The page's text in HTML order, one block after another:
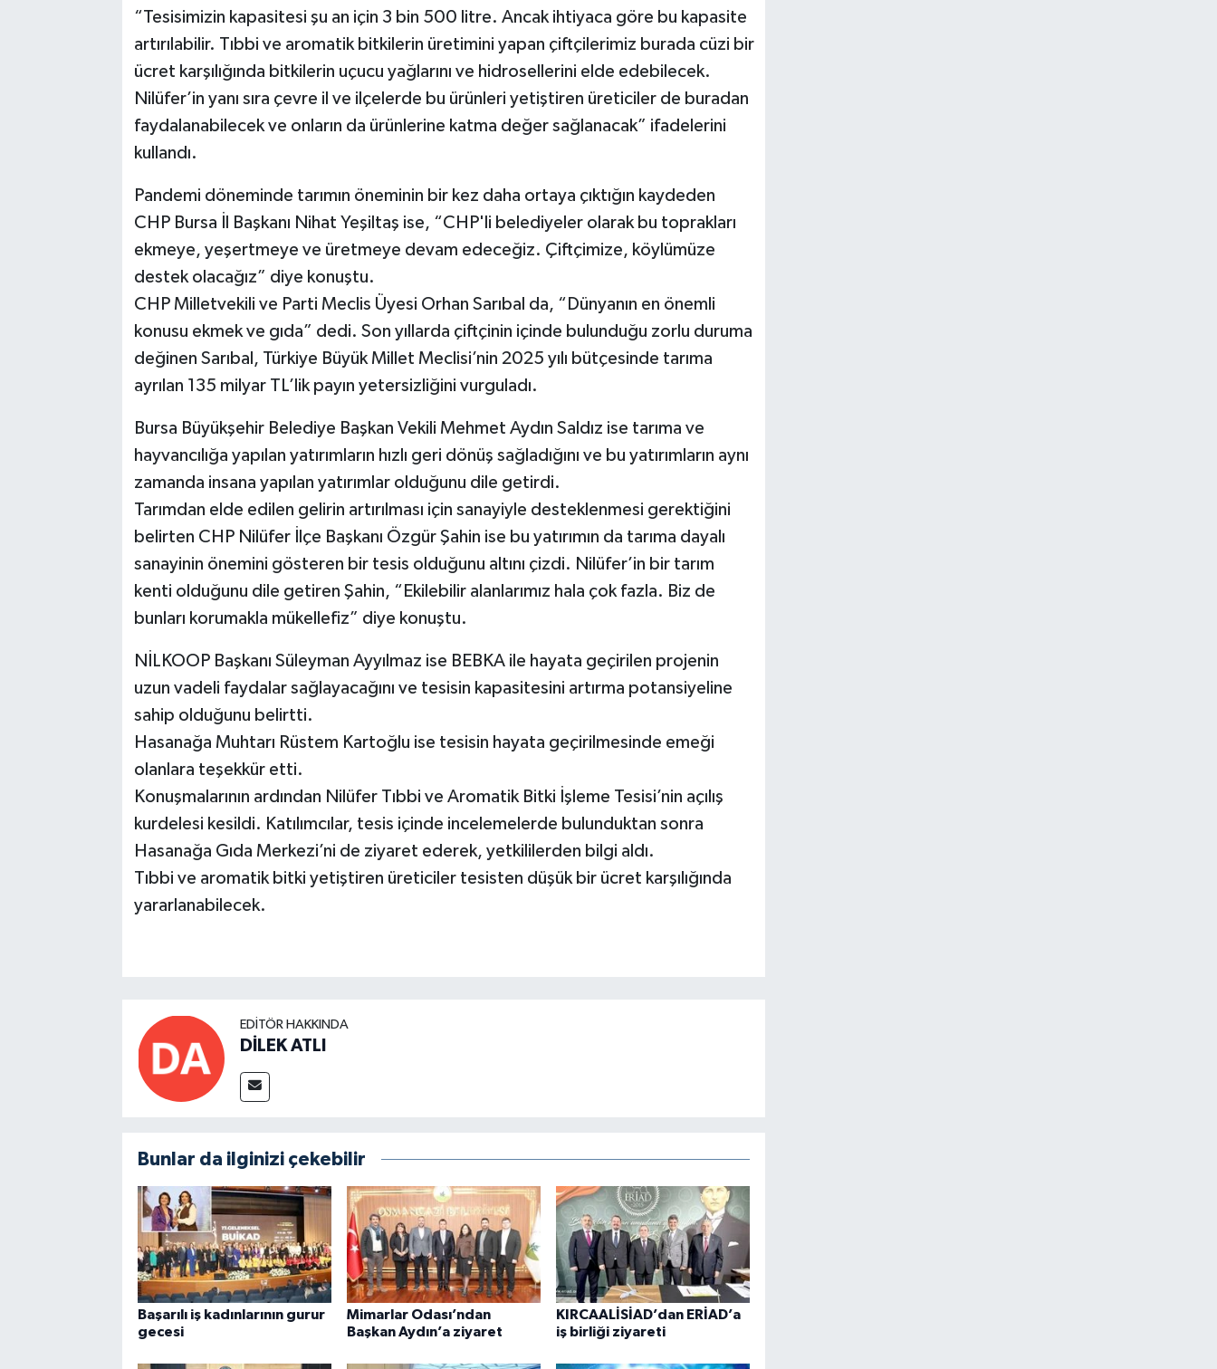
“Tesisimizin kapasitesi şu an için 3 bin 500 litre. Ancak ihtiyaca göre bu kapasite
artırılabilir. Tıbbi ve aromatik bitkilerin üretimini yapan çiftçilerimiz burada cüzi bir
ücret karşılığında bitkilerin uçucu yağlarını ve hidrosellerini elde edebilecek.
Nilüfer’in yanı sıra çevre il ve ilçelerde bu ürünleri yetiştiren üreticiler de buradan
faydalanabilecek ve onların da ürünlerine katma değer sağlanacak” ifadelerini
kullandı.
Pandemi döneminde tarımın öneminin bir kez daha ortaya çıktığın kaydeden
CHP Bursa İl Başkanı Nihat Yeşiltaş ise, “CHP'li belediyeler olarak bu toprakları
ekmeye, yeşertmeye ve üretmeye devam edeceğiz. Çiftçimize, köylümüze
destek olacağız” diye konuştu.
CHP Milletvekili ve Parti Meclis Üyesi Orhan Sarıbal da, “Dünyanın en önemli
konusu ekmek ve gıda” dedi. Son yıllarda çiftçinin içinde bulunduğu zorlu duruma
değinen Sarıbal, Türkiye Büyük Millet Meclisi’nin 2025 yılı bütçesinde tarıma
ayrılan 135 milyar TL’lik payın yetersizliğini vurguladı.
Bursa Büyükşehir Belediye Başkan Vekili Mehmet Aydın Saldız ise tarıma ve
hayvancılığa yapılan yatırımların hızlı geri dönüş sağladığını ve bu yatırımların aynı
zamanda insana yapılan yatırımlar olduğunu dile getirdi.
Tarımdan elde edilen gelirin artırılması için sanayiyle desteklenmesi gerektiğini
belirten CHP Nilüfer İlçe Başkanı Özgür Şahin ise bu yatırımın da tarıma dayalı
sanayinin önemini gösteren bir tesis olduğunu altını çizdi. Nilüfer’in bir tarım
kenti olduğunu dile getiren Şahin, “Ekilebilir alanlarımız hala çok fazla. Biz de
bunları korumakla mükellefiz” diye konuştu.
NİLKOOP Başkanı Süleyman Ayyılmaz ise BEBKA ile hayata geçirilen projenin
uzun vadeli faydalar sağlayacağını ve tesisin kapasitesini artırma potansiyeline
sahip olduğunu belirtti.
Hasanağa Muhtarı Rüstem Kartoğlu ise tesisin hayata geçirilmesinde emeği
olanlara teşekkür etti.
Konuşmalarının ardından Nilüfer Tıbbi ve Aromatik Bitki İşleme Tesisi’nin açılış
kurdelesi kesildi. Katılımcılar, tesis içinde incelemelerde bulunduktan sonra
Hasanağa Gıda Merkezi’ni de ziyaret ederek, yetkililerden bilgi aldı.
Tıbbi ve aromatik bitki yetiştiren üreticiler tesisten düşük bir ücret karşılığında
yararlanabilecek.
EDITÖR HAKKINDA
DİLEK ATLI
Bunlar da ilginizi çekebilir
Başarılı iş kadınlarının gurur
gecesi
Mimarlar Odası’ndan
Başkan Aydın’a ziyaret
KIRCAALİSİAD’dan ERİAD’a
iş birliği ziyareti